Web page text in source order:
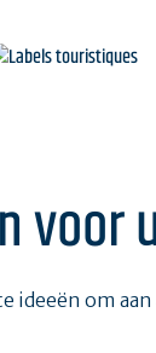
voor
ideeën om